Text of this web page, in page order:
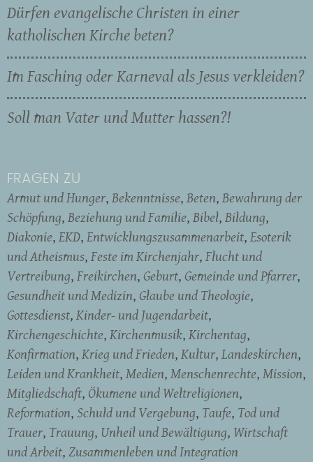
Dürfen evangelische Christen in einer
katholischen Kirche beten?
Im Fasching oder Karneval als Jesus verkleiden?
Soll man Vater und Mutter hassen?!
FRAGEN ZU
Armut und Hunger Bekenntnisse Beten Bewahrung der
Schöpfung Beziehung und Familie Bibel Bildung
Diakonie EKD Entwicklungszusammenarbeit Esoterik
und Atheismus Feste im Kirchenjahr Flucht und
Vertreibung Freikirchen Geburt Gemeinde und Pfarrer
Gesundheit und Medizin Glaube und Theologie
Gottesdienst Kinder- und Jugendarbeit
Kirchengeschichte Kirchenmusik Kirchentag
Konfirmation Krieg und Frieden Kultur Landeskirchen
Leiden und Krankheit Medien Menschenrechte Mission
Mitgliedschaft Ökumene und Weltreligionen
Reformation Schuld und Vergebung Taufe Tod und
Trauer Trauung Unheil und Bewältigung Wirtschaft
und Arbeit Zusammenleben und Integration